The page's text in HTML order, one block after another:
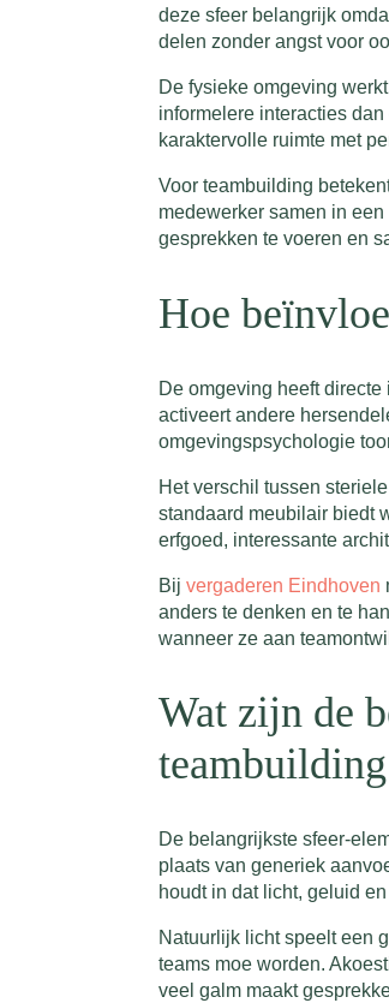
deze sfeer belangrijk
delen zonder angst voor
De fysieke omgeving
informelere interacties
karaktervolle ruimte met
Voor teambuilding
medewerker samen in
gesprekken te voeren en
Hoe
De omgeving heeft
activeert andere
omgevingspsychologie
Het verschil tussen
standaard meubilair biedt
erfgoed, interessante
Bij vergaderen Eindhoven
anders te denken en te
wanneer ze aan
Wat zijn de
De belangrijkste sfeer-
plaats van generiek
houdt in dat licht, geluid
Natuurlijk licht speelt een
teams moe worden.
veel galm maakt